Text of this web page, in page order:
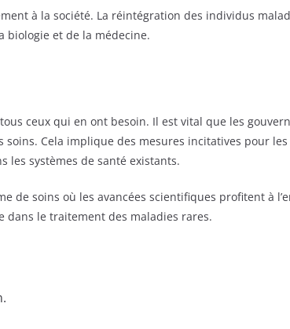
à la société. La réintégration des individus
biologie et de la médecine.
ceux qui en ont besoin. Il est vital que les
Cela implique des mesures incitatives pour les
les systèmes de santé existants.
de soins où les avancées scientifiques profitent à
le traitement des maladies rares.